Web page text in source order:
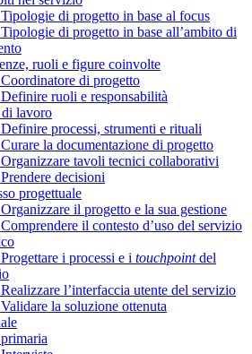
di progetto in base al focus
di progetto in base all’ambito di
ruoli e figure coinvolte
di progetto
ruoli e responsabilità
lavoro
processi, strumenti e rituali
la documentazione di progetto
tavoli tecnici collaborativi
decisioni
progettuale
il progetto e la sua gestione
il contesto d’uso del servizio
i processi e i touchpointdel
l’interfaccia utente del servizio
la soluzione ottenuta